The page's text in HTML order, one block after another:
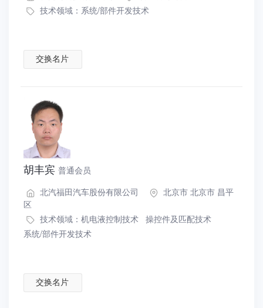
技术领域： 系统/部件开发技术
交换名片
胡丰宾 普通会员
北汽福田汽车股份有限公司
北京市 北京市 昌平
区
技术领域： 机电液控制技术 操控件及匹配技术
系统/部件开发技术
交换名片